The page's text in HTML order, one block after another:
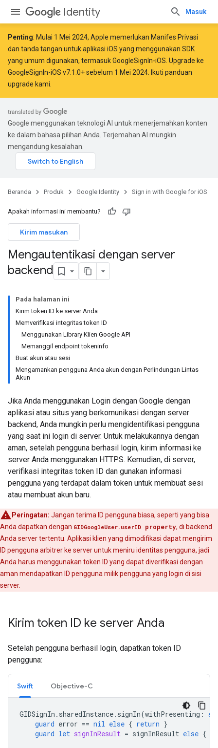
Identity Masuk
Penting: Mulai 1 Mei 2024, Apple memerlukan Manifes Privasi
dan tanda tangan untuk aplikasi iOS yang menggunakan SDK
yang umum digunakan, termasuk GoogleSignIn-iOS. Upgrade ke
GoogleSignIn-iOS v7.1.0+ sebelum 1 Mei 2024. Ikuti panduan
upgrade kami
Google menggunakan teknologi AI untuk menerjemahkan konten
ke dalam bahasa pilihan Anda. Terjemahan AI mungkin
mengandung kesalahan.
Beranda Produk Google Identity Sign in with Google for iOS
Apakah informasi ini membantu?
Kirim masukan
Mengautentikasi dengan server
backend
Pada halaman ini
Kirim token ID ke server Anda
Memverifikasi integritas token ID
Menggunakan Library Klien Google API
Memanggil endpoint tokeninfo
Buat akun atau sesi
Mengamankan pengguna Anda akun dengan Perlindungan Lintas
Akun
Jika Anda menggunakan Login dengan Google dengan
aplikasi atau situs yang berkomunikasi dengan server
backend, Anda mungkin perlu mengidentifikasi pengguna
yang saat ini login di server. Untuk melakukannya dengan
aman, setelah pengguna berhasil login, kirim informasi ke
server Anda menggunakan HTTPS. Kemudian, di server,
verifikasi integritas token ID dan gunakan informasi
pengguna yang terdapat dalam token untuk membuat sesi
atau membuat akun baru.
Peringatan: Jangan terima ID pengguna biasa, seperti yang bisa
Anda dapatkan dengan GIDGoogleUser.userID property, di backend
Anda server tertentu. Aplikasi klien yang dimodifikasi dapat mengirim
ID pengguna arbitrer ke server untuk meniru identitas pengguna, jadi
Anda harus menggunakan token ID yang dapat diverifikasi dengan
aman mendapatkan ID pengguna milik pengguna yang login di sisi
server.
Kirim token ID ke server Anda
Setelah pengguna berhasil login, dapatkan token ID
pengguna:
Swift Objective-C
GIDSignIn . sharedInstance. signIn(withPresenting :
guard error == nil else { return }
guard let signInResult = signInResult else {